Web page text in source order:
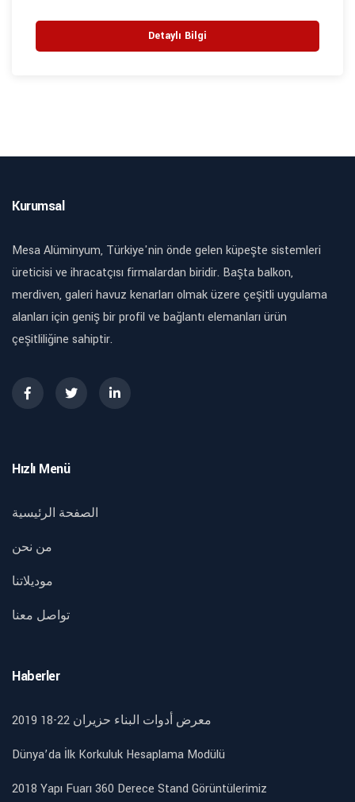
Detaylı Bilgi
Kurumsal
Mesa Alüminyum, Türkiye'nin önde gelen küpeşte sistemleri
üreticisi ve ihracatçısı firmalardan biridir. Başta balkon,
merdiven, galeri havuz kenarları olmak üzere çeşitli uygulama
alanları için geniş bir profil ve bağlantı elemanları ürün
çeşitliliğine sahiptir.
Hızlı Menü
الصفحة الرئيسية
من نحن
موديلاتنا
تواصل معنا
Haberler
2019 18-22 معرض أدوات البناء حزيران
Dünya’da İlk Korkuluk Hesaplama Modülü
2018 Yapı Fuarı 360 Derece Stand Görüntülerimiz